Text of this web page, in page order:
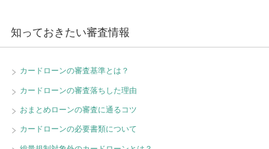
知っておきたい審査情報
カードローンの審査基準とは？
カードローンの審査落ちした理由
おまとめローンの審査に通るコツ
カードローンの必要書類について